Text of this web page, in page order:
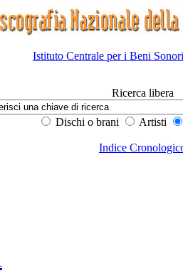
Istituto Centrale per i Beni
Ricerca libera
Dischi o brani Artisti
Indice